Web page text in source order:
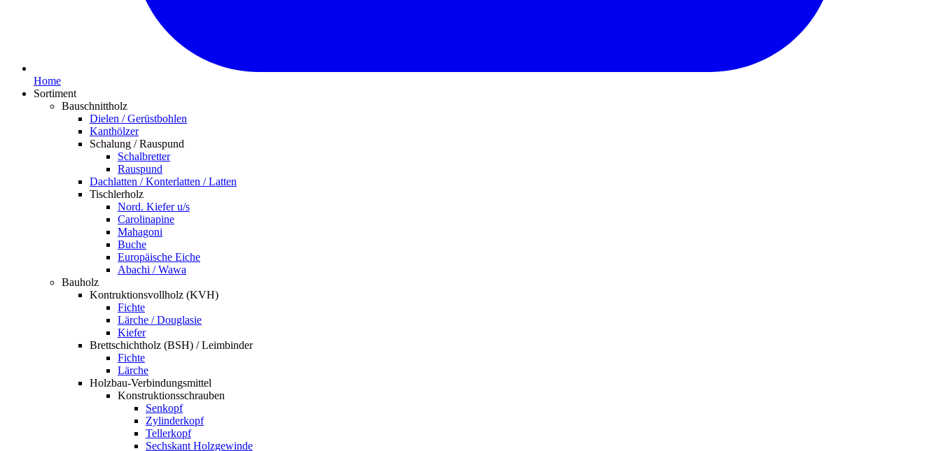
Home
Sortiment
Bauschnittholz
Dielen / Gerüstbohlen
Kanthölzer
Schalung / Rauspund
Schalbretter
Rauspund
Dachlatten / Konterlatten / Latten
Tischlerholz
Nord. Kiefer u/s
Carolinapine
Mahagoni
Buche
Europäische Eiche
Abachi / Wawa
Bauholz
Kontruktionsvollholz (KVH)
Fichte
Lärche / Douglasie
Kiefer
Brettschichtholz (BSH) / Leimbinder
Fichte
Lärche
Holzbau-Verbindungsmittel
Konstruktionsschrauben
Senkopf
Zylinderkopf
Tellerkopf
Sechskant Holzgewinde